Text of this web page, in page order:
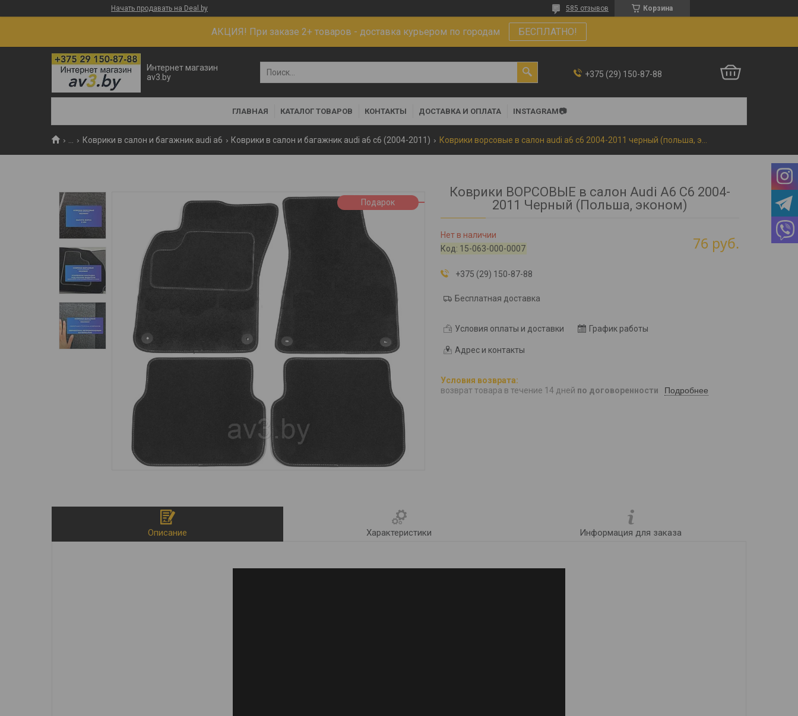
Начать продавать на Deal.by Корзина
585 отзывов
АКЦИЯ! При заказе 2+ товаров - доставка курьером по городам БЕСПЛАТНО!
Интернет магазин
av3.by
+375 (29) 150-87-88
ГЛАВНАЯ КАТАЛОГ ТОВАРОВ КОНТАКТЫ ДОСТАВКА И ОПЛАТА INSTAGRAM📷
Коврики в салон и багажник audi a6 Коврики в салон и багажник audi a6 c6 (2004-2011)
Подарок
Коврики ВОРСОВЫЕ в салон Audi A6 C6 2004-
2011 Черный (Польша, эконом)
Нет в наличии
Код: 15-063-000-0007 76 руб.
+375 (29) 150-87-88
Бесплатная доставка
Условия оплаты и доставки График работы
Адрес и контакты
возврат товара в течение 14 дней по договоренности Подробнее
Описание Характеристики Информация для заказа